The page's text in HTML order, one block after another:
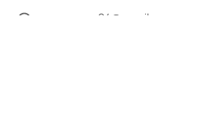
arunanews24@gmail.com